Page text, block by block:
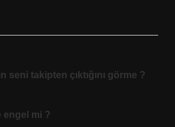
seni takipten çıktığını görme ?
engel mi ?